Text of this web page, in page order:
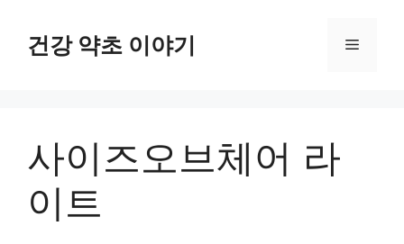
건강 약초 이야기 메
사이즈오브체어 라
이트